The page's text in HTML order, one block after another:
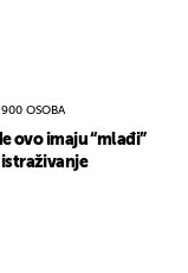
OSOBA
ovo imaju “mlađi”